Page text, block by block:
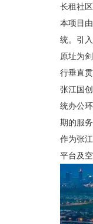
长租社
本项目
统。引
原址为
行垂直
张江国
统办公
期的服务
作为张
平台及